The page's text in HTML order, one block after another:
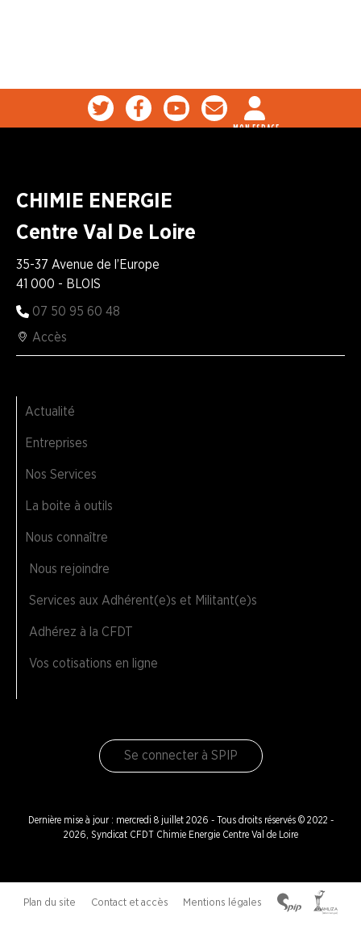
MON ESPACE
CHIMIE ENERGIE
Centre Val De Loire
35-37 Avenue de l’Europe
41 000 - BLOIS
07 50 95 60 48
Accès
Actualité
Entreprises
Nos Services
La boite à outils
Nous connaître
Nous rejoindre
Services aux Adhérent(e)s et Militant(e)s
Adhérez à la CFDT
Vos cotisations en ligne
Se connecter à SPIP
Dernière mise à jour : mercredi 8 juillet 2026 - Tous droits réservés © 2022 -
2026, Syndicat CFDT Chimie Energie Centre Val de Loire
Plan du site Contact et accès Mentions légales